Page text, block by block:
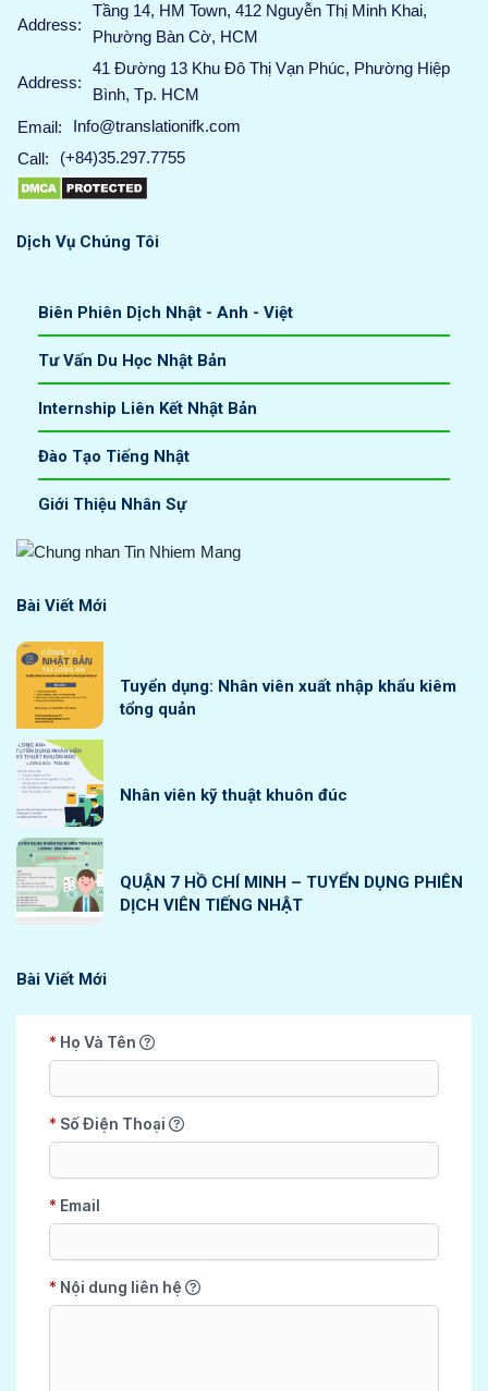
Address:
Tầng 14, HM Town, 412 Nguyễn Thị Minh Khai,
Phường Bàn Cờ, HCM
Address:
41 Đường 13 Khu Đô Thị Vạn Phúc, Phường Hiệp
Bình, Tp. HCM
Email:
Info@translationifk.com
Call:
(+84)35.297.7755
Dịch Vụ Chúng Tôi
Biên Phiên Dịch Nhật - Anh - Việt
Tư Vấn Du Học Nhật Bản
Internship Liên Kết Nhật Bản
Đào Tạo Tiếng Nhật
Giới Thiệu Nhân Sự
Bài Viết Mới
Tuyển dụng: Nhân viên xuất nhập khẩu kiêm
tổng quản
Nhân viên kỹ thuật khuôn đúc
QUẬN 7 HỒ CHÍ MINH – TUYỂN DỤNG PHIÊN
DỊCH VIÊN TIẾNG NHẬT
Bài Viết Mới